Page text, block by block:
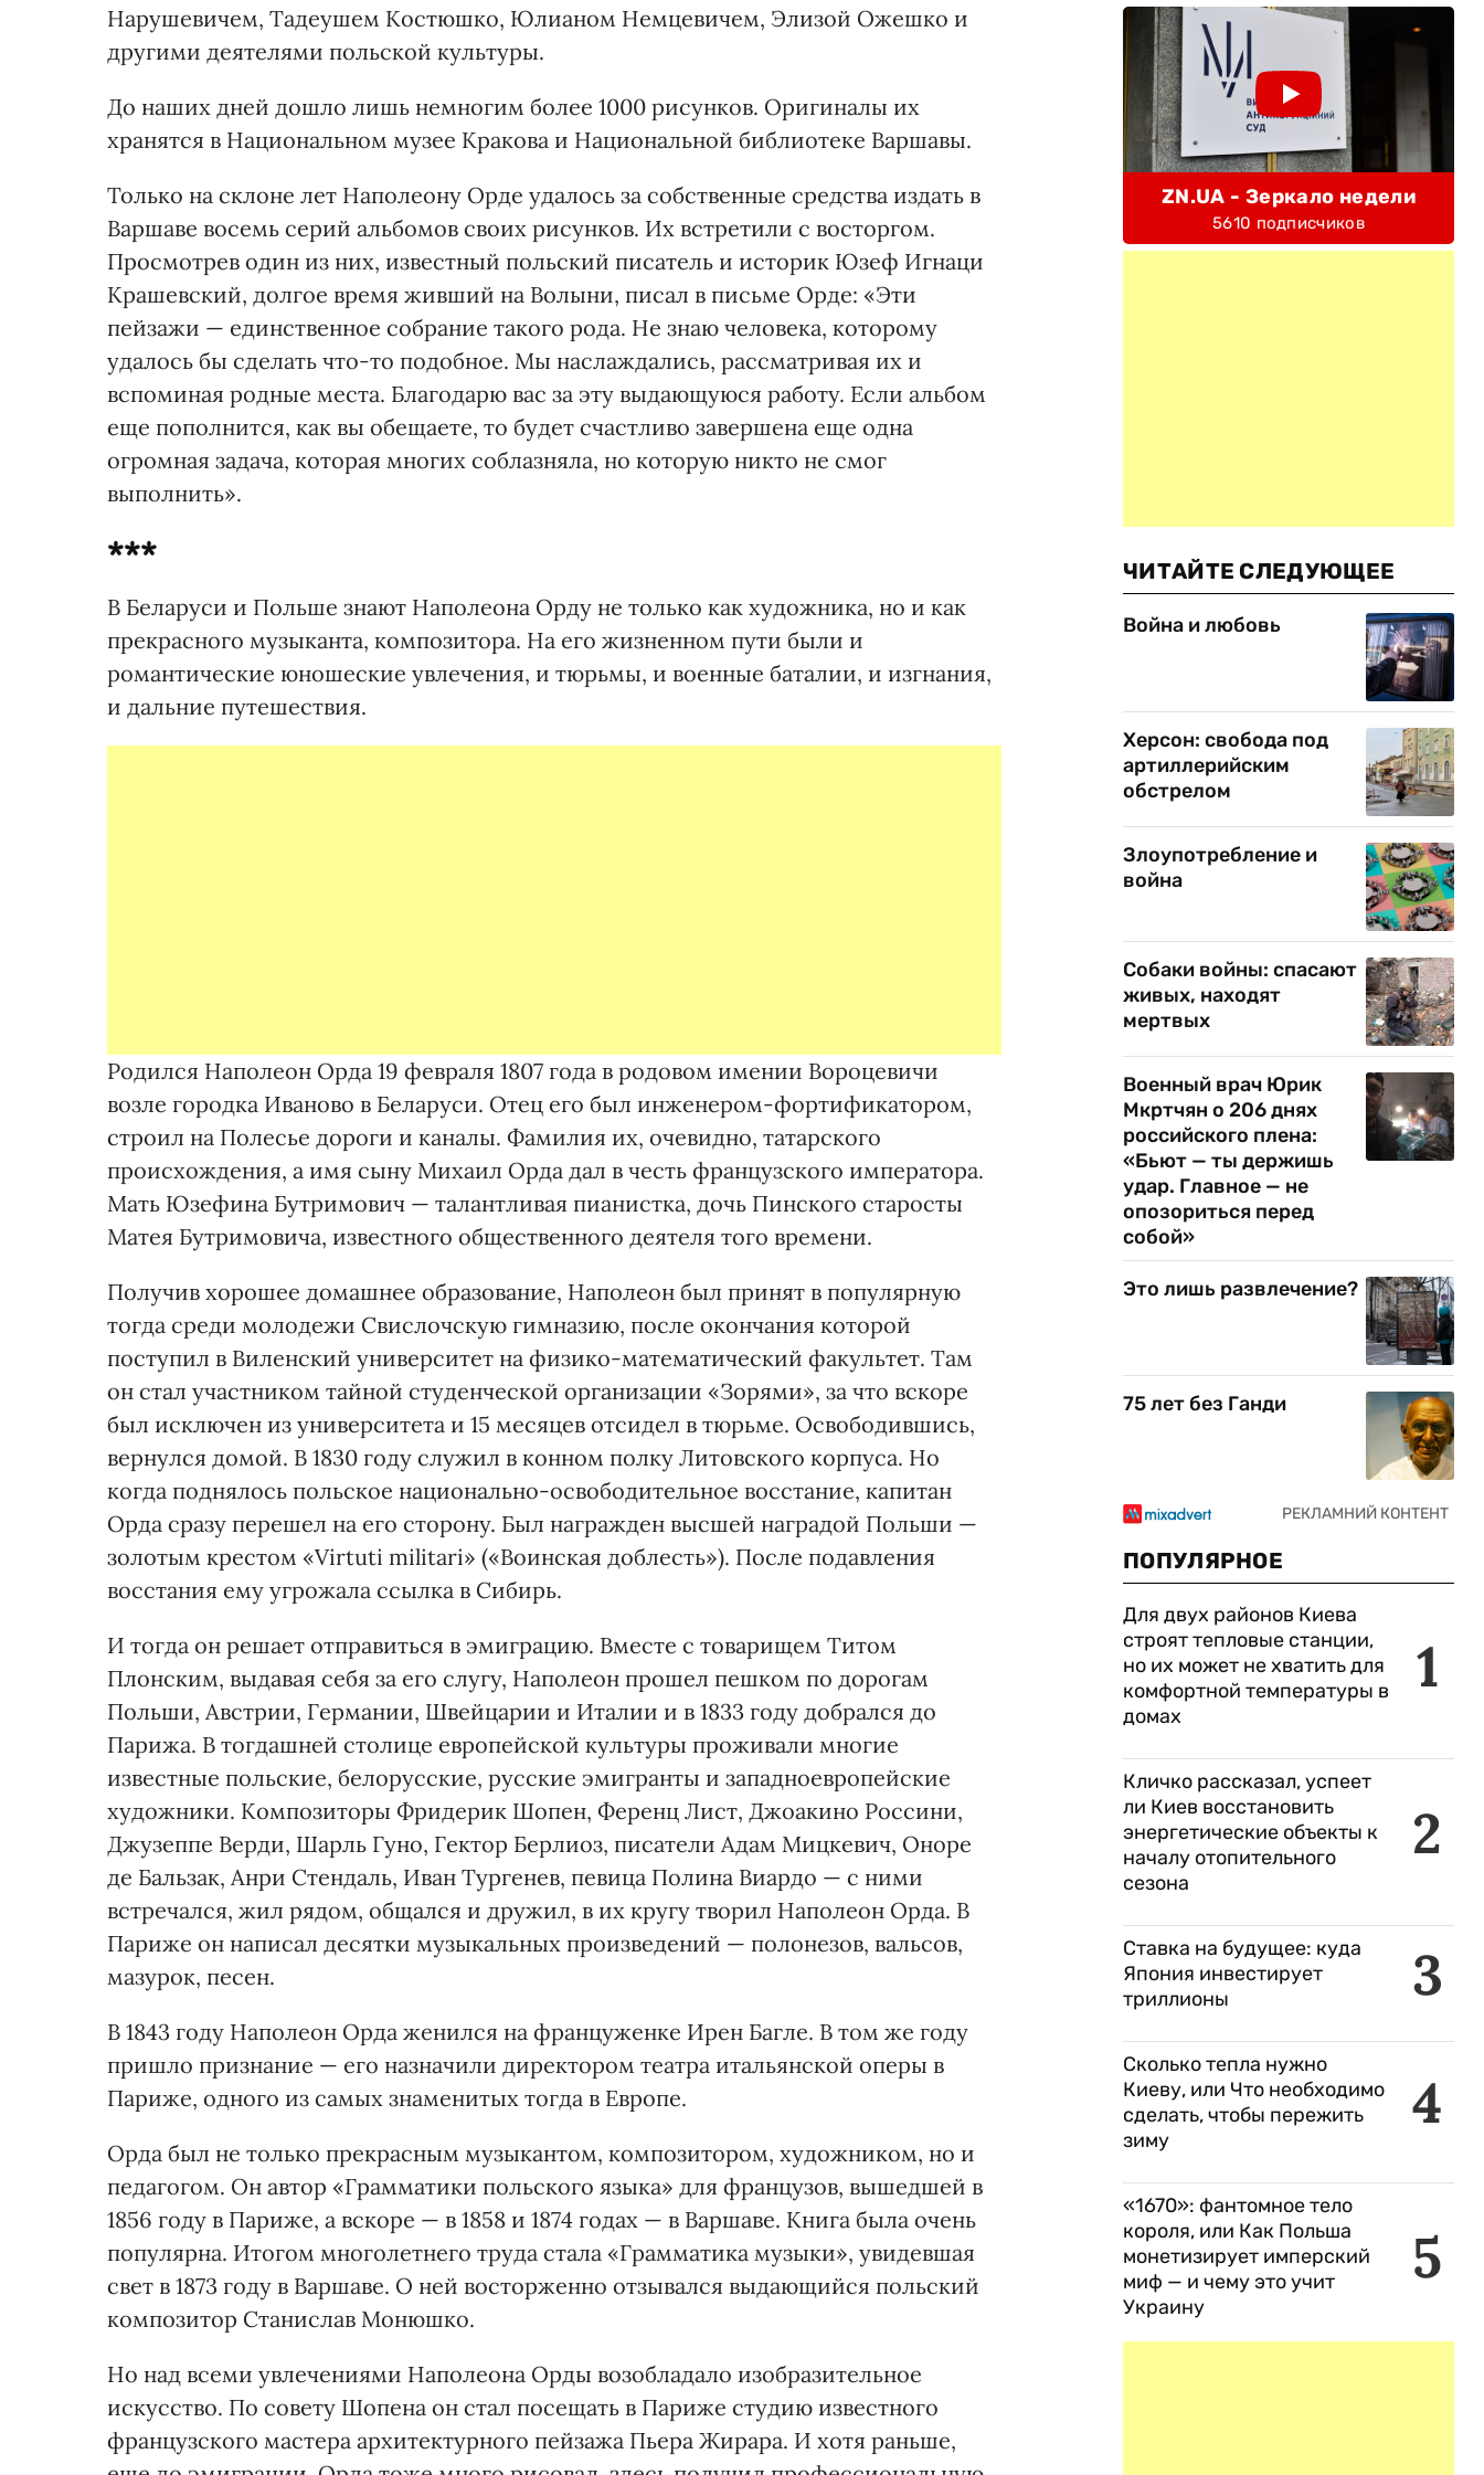
Нарушевичем, Тадеушем Костюшко, Юлианом Немцевичем, Элизой Ожешко и
другими деятелями польской культуры.
До наших дней дошло лишь немногим более 1000 рисунков. Оригиналы их
хранятся в Национальном музее Кракова и Национальной библиотеке Варшавы.
Только на склоне лет Наполеону Орде удалось за собственные средства издать в
Варшаве восемь серий альбомов своих рисунков. Их встретили с восторгом.
Просмотрев один из них, известный польский писатель и историк Юзеф Игнаци
Крашевский, долгое время живший на Волыни, писал в письме Орде: «Эти
пейзажи — единственное собрание такого рода. Не знаю человека, которому
удалось бы сделать что-то подобное. Мы наслаждались, рассматривая их и
вспоминая родные места. Благодарю вас за эту выдающуюся работу. Если альбом
еще пополнится, как вы обещаете, то будет счастливо завершена еще одна
огромная задача, которая многих соблазняла, но которую никто не смог
выполнить».
***
В Беларуси и Польше знают Наполеона Орду не только как художника, но и как
прекрасного музыканта, композитора. На его жизненном пути были и
романтические юношеские увлечения, и тюрьмы, и военные баталии, и изгнания,
и дальние путешествия.
Родился Наполеон Орда 19 февраля 1807 года в родовом имении Вороцевичи
возле городка Иваново в Беларуси. Отец его был инженером-фортификатором,
строил на Полесье дороги и каналы. Фамилия их, очевидно, татарского
происхождения, а имя сыну Михаил Орда дал в честь французского императора.
Мать Юзефина Бутримович — талантливая пианистка, дочь Пинского старосты
Матея Бутримовича, известного общественного деятеля того времени.
Получив хорошее домашнее образование, Наполеон был принят в популярную
тогда среди молодежи Свислочскую гимназию, после окончания которой
поступил в Виленский университет на физико-математический факультет. Там
он стал участником тайной студенческой организации «Зорями», за что вскоре
был исключен из университета и 15 месяцев отсидел в тюрьме. Освободившись,
вернулся домой. В 1830 году служил в конном полку Литовского корпуса. Но
когда поднялось польское национально-освободительное восстание, капитан
Орда сразу перешел на его сторону. Был награжден высшей наградой Польши —
золотым крестом «Virtuti militari» («Воинская доблесть»). После подавления
восстания ему угрожала ссылка в Сибирь.
И тогда он решает отправиться в эмиграцию. Вместе с товарищем Титом
Плонским, выдавая себя за его слугу, Наполеон прошел пешком по дорогам
Польши, Австрии, Германии, Швейцарии и Италии и в 1833 году добрался до
Парижа. В тогдашней столице европейской культуры проживали многие
известные польские, белорусские, русские эмигранты и западноевропейские
художники. Композиторы Фридерик Шопен, Ференц Лист, Джоакино Россини,
Джузеппе Верди, Шарль Гуно, Гектор Берлиоз, писатели Адам Мицкевич, Оноре
де Бальзак, Анри Стендаль, Иван Тургенев, певица Полина Виардо — с ними
встречался, жил рядом, общался и дружил, в их кругу творил Наполеон Орда. В
Париже он написал десятки музыкальных произведений — полонезов, вальсов,
мазурок, песен.
В 1843 году Наполеон Орда женился на француженке Ирен Багле. В том же году
пришло признание — его назначили директором театра итальянской оперы в
Париже, одного из самых знаменитых тогда в Европе.
Орда был не только прекрасным музыкантом, композитором, художником, но и
педагогом. Он автор «Грамматики польского языка» для французов, вышедшей в
1856 году в Париже, а вскоре — в 1858 и 1874 годах — в Варшаве. Книга была очень
популярна. Итогом многолетнего труда стала «Грамматика музыки», увидевшая
свет в 1873 году в Варшаве. О ней восторженно отзывался выдающийся польский
композитор Станислав Монюшко.
Но над всеми увлечениями Наполеона Орды возобладало изобразительное
искусство. По совету Шопена он стал посещать в Париже студию известного
французского мастера архитектурного пейзажа Пьера Жирара. И хотя раньше,
ZN.UA - Зеркало недели
5610 подписчиков
ЧИТАЙТЕ СЛЕДУЮЩЕЕ
Война и любовь
Херсон: свобода под
артиллерийским
обстрелом
Злоупотребление и
война
Собаки войны: спасают
живых, находят
мертвых
Военный врач Юрик
Мкртчян о 206 днях
российского плена:
«Бьют — ты держишь
удар. Главное — не
опозориться перед
собой»
Это лишь развлечение?
75 лет без Ганди
ПОПУЛЯРНОЕ
1
Для двух районов Киева
строят тепловые станции,
но их может не хватить для
комфортной температуры в
домах
2
Кличко рассказал, успеет
ли Киев восстановить
энергетические объекты к
началу отопительного
сезона
3
Ставка на будущее: куда
Япония инвестирует
триллионы
4
Сколько тепла нужно
Киеву, или Что необходимо
сделать, чтобы пережить
зиму
5
«1670»: фантомное тело
короля, или Как Польша
монетизирует имперский
миф — и чему это учит
Украину